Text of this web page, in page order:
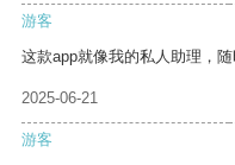
游客
这款app就像我的私人助理，
2025-06-21
游客